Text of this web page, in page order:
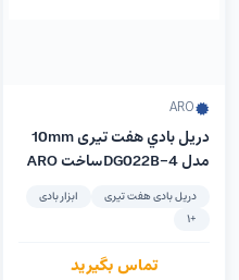
ARO
دريل بادي هفت تیری 10mm
مدل DG022B-4ساخت ARO
دریل بادی هفت تیری
ابزار بادی
+1
تماس بگیرید